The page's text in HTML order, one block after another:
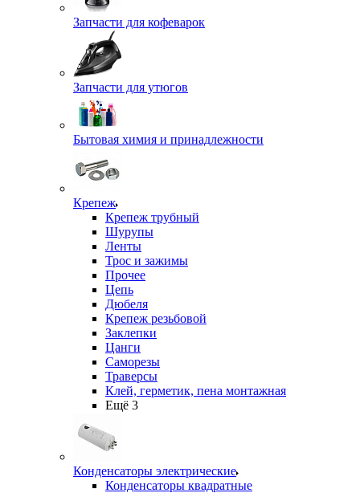
Запчасти для кофеварок
Запчасти для утюгов
Бытовая химия и принадлежности
Крепеж
Крепеж трубный
Шурупы
Ленты
Трос и зажимы
Прочее
Цепь
Дюбеля
Крепеж резьбовой
Заклепки
Цанги
Саморезы
Траверсы
Клей, герметик, пена монтажная
Ещё 3
Конденсаторы электрические
Конденсаторы квадратные